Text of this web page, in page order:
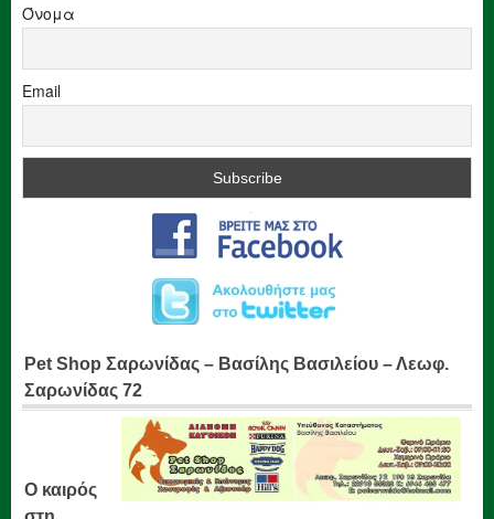
Όνομα
Email
Pet Shop Σαρωνίδας – Βασίλης Βασιλείου – Λεωφ.
Σαρωνίδας 72
Ο καιρός